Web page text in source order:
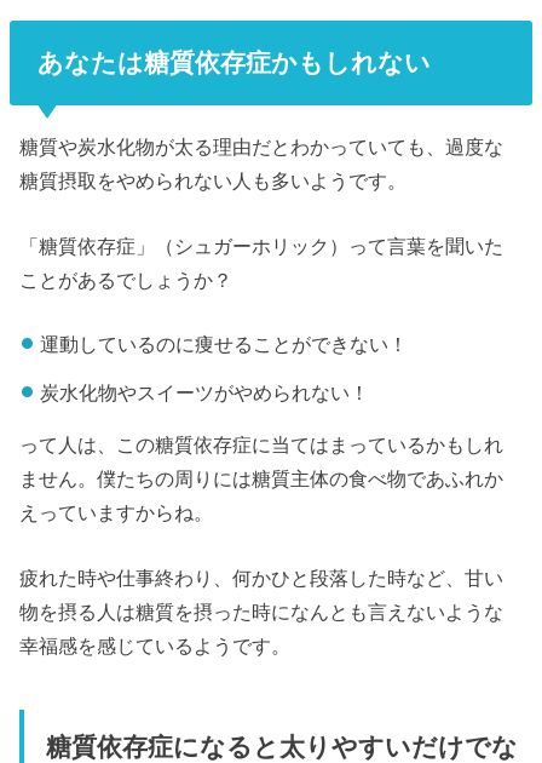
あなたは糖質依存症かもしれない
糖質や炭水化物が太る理由だとわかっていても、過度な
糖質摂取をやめられない人も多いようです。
「糖質依存症」（シュガーホリック）って言葉を聞いた
ことがあるでしょうか？
運動しているのに痩せることができない！
炭水化物やスイーツがやめられない！
って人は、この糖質依存症に当てはまっているかもしれ
ません。僕たちの周りには糖質主体の食べ物であふれか
えっていますからね。
疲れた時や仕事終わり、何かひと段落した時など、甘い
物を摂る人は糖質を摂った時になんとも言えないような
幸福感を感じているようです。
糖質依存症になると太りやすいだけでな